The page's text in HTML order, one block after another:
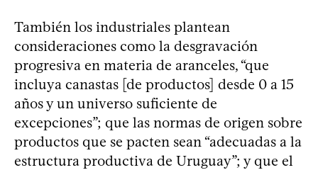
También los industriales plantean
consideraciones como la desgravación
progresiva en materia de aranceles, “que
incluya canastas [de productos] desde 0 a 15
años y un universo suficiente de
excepciones”; que las normas de origen sobre
productos que se pacten sean “adecuadas a la
estructura productiva de Uruguay”; y que el